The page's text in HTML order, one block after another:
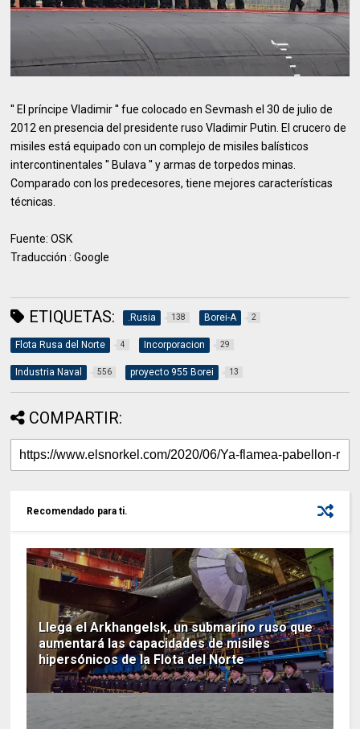
′′ El príncipe Vladimir ′′ fue colocado en Sevmash el 30 de julio de
2012 en presencia del presidente ruso Vladimir Putin. El crucero de
misiles está equipado con un complejo de misiles balísticos
intercontinentales ′′ Bulava ′′ y armas de torpedos minas.
Comparado con los predecesores, tiene mejores características
técnicas.
Fuente: OSK
Traducción : Google
ETIQUETAS: .Rusia 138 Borei-A 2
Flota Rusa del Norte 4 Incorporacion 29
Industria Naval 556 proyecto 955 Borei 13
COMPARTIR:
Recomendado para ti.
Llega el Arkhangelsk, un submarino ruso que
aumentará las capacidades de misiles
hipersónicos de la Flota del Norte